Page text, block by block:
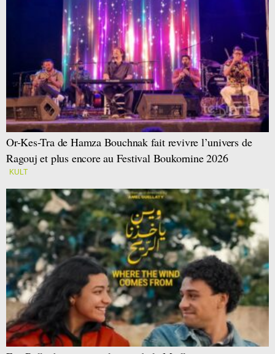
Or-Kes-Tra de Hamza Bouchnak fait revivre l’univers de
Ragouj et plus encore au Festival Boukornine 2026
KULT